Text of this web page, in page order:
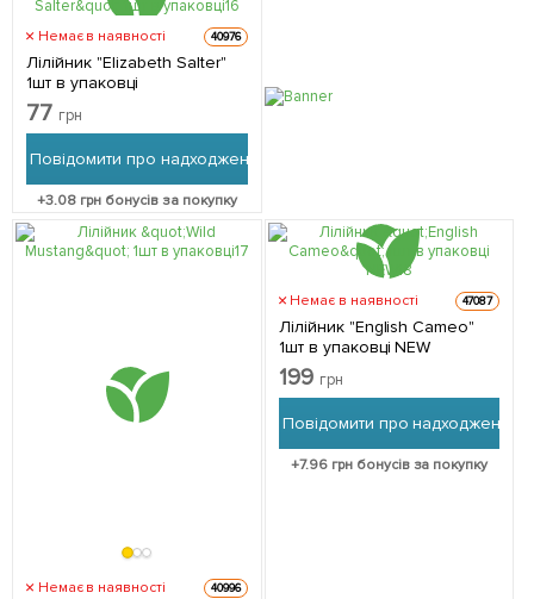
Немає в наявності 40976
Лілійник "Elizabeth Salter"
1шт в упаковці
77 грн
Повідомити про надходження
+3.08 грн бонусів за покупку
Немає в наявності 40996
Немає в наявності 47087
Лілійник "English Cameo"
1шт в упаковці NEW
199 грн
Повідомити про надходження
+7.96грн бонусів за покупку